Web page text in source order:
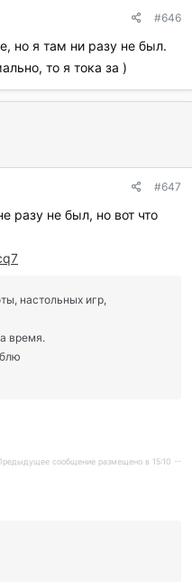
#646
но я там ни разу не был.
то я тока за )
#647
разу не был, но вот что
настольных игр,
время.
сообщение размещено в 15:10 --